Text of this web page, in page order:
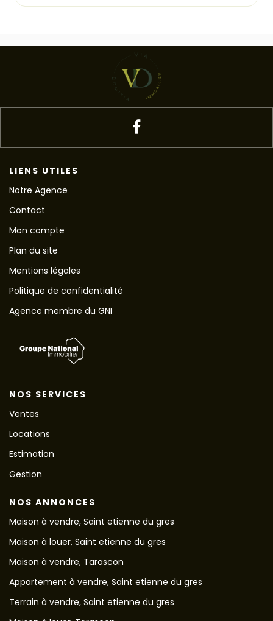
LIENS UTILES
Notre Agence
Contact
Mon compte
Plan du site
Mentions légales
Politique de confidentialité
Agence membre du GNI
NOS SERVICES
Ventes
Locations
Estimation
Gestion
NOS ANNONCES
Maison à vendre, Saint etienne du gres
Maison à louer, Saint etienne du gres
Maison à vendre, Tarascon
Appartement à vendre, Saint etienne du gres
Terrain à vendre, Saint etienne du gres